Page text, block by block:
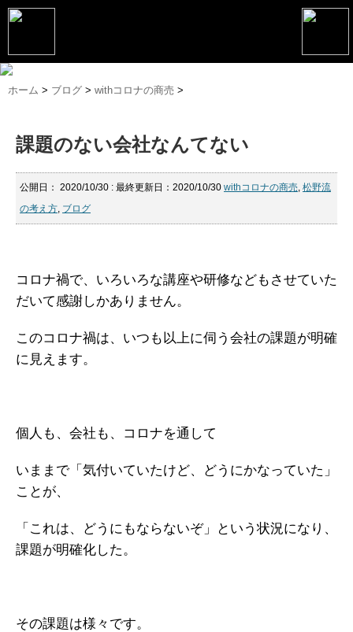
トップページ
松野恵介のブログ
会社概要
スケジュール
コンサルティング
マーケティング塾
書籍
お問い合わせ
ホーム > ブログ > withコロナの商売 >
課題のない会社なんてない
公開日： 2020/10/30 : 最終更新日：2020/10/30 withコロナの商売, 松野流
の考え方, ブログ
コロナ禍で、いろいろな講座や研修などもさせていた
だいて感謝しかありません。
このコロナ禍は、いつも以上に伺う会社の課題が明確
に見えます。
個人も、会社も、コロナを通して
いままで「気付いていたけど、どうにかなっていた」
ことが、
「これは、どうにもならないぞ」という状況になり、
課題が明確化した。
その課題は様々です。